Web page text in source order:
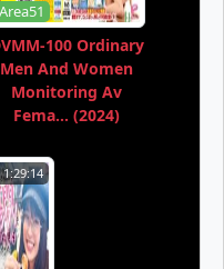
Area51
100 Ordinary
Men And Women
Monitoring Av
Fema... (2024)
1:29:14